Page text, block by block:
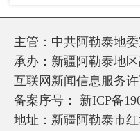
主管：中共阿勒泰地
承办：新疆阿勒泰地
互联网新闻信息服务许
备案序号： 新ICP备
地址：新疆阿勒泰市